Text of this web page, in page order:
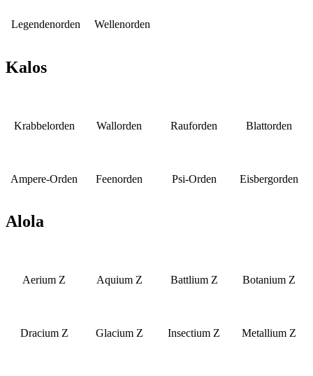
Legendenorden Wellenorden
Kalos
Krabbelorden Wallorden Rauforden Blattorden
Ampere-Orden Feenorden Psi-Orden Eisbergorden
Alola
Aerium Z Aquium Z Battlium Z Botanium Z
Dracium Z Glacium Z Insectium Z Metallium Z